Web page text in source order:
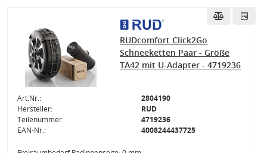
RUDcomfort Click2Go
Schneeketten Paar - Größe
TA42 mit U-Adapter - 4719236
Art.Nr.:
2804190
Hersteller:
RUD
Teilenummer:
4719236
EAN-Nr.:
4008244437725